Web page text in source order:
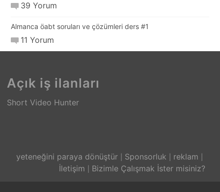
39 Yorum
Almanca öabt soruları ve çözümleri ders #1
11 Yorum
Açık iş ilanları
Short Video Hunter
yeteneğini paraya dönüştür Sponsorluk
reklam
İletişim
Bizimle Çalışmak İster misiniz?